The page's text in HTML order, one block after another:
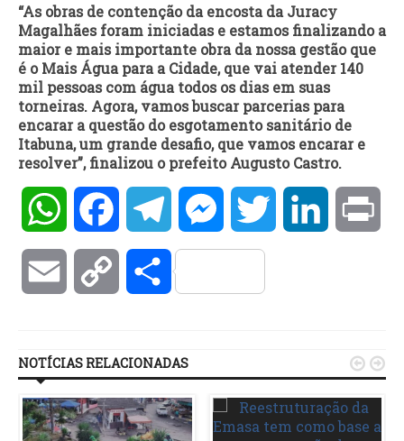
“As obras de contenção da encosta da Juracy
Magalhães foram iniciadas e estamos finalizando a
maior e mais importante obra da nossa gestão que
é o Mais Água para a Cidade, que vai atender 140
mil pessoas com água todos os dias em suas
torneiras. Agora, vamos buscar parcerias para
encarar a questão do esgotamento sanitário de
Itabuna, um grande desafio, que vamos encarar e
resolver”, finalizou o prefeito Augusto Castro.
WhatsAppFacebookTelegramMessengerTwitter LinkedIn
Email Copy Compartilhar
NOTÍCIAS RELACIONADAS  